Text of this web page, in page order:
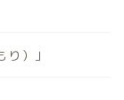
）」